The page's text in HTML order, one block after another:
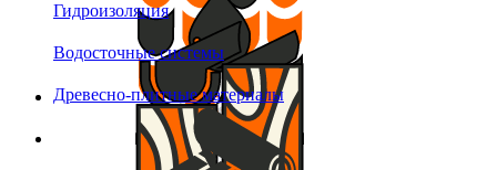
Гидроизоляция
Водосточные системы
Древесно-плитные материалы